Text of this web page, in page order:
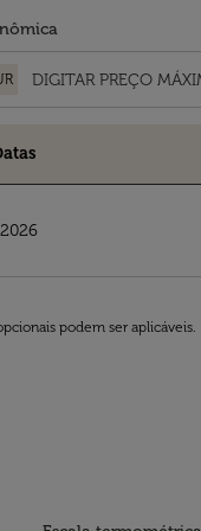
podem ser aplicáveis.